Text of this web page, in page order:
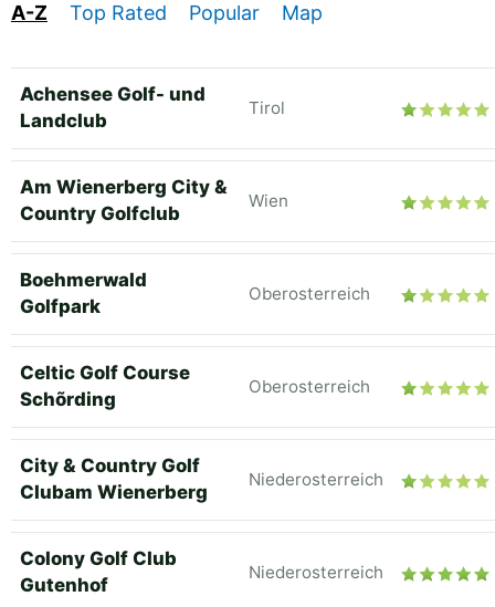
A-Z Top Rated Popular Map
Achensee Golf- und
Landclub
Tirol
Am Wienerberg City &
Country Golfclub
Wien
Boehmerwald
Golfpark
Oberosterreich
Celtic Golf Course
Schõrding
Oberosterreich
City & Country Golf
Clubam Wienerberg
Niederosterreich
Colony Golf Club
Gutenhof
Niederosterreich